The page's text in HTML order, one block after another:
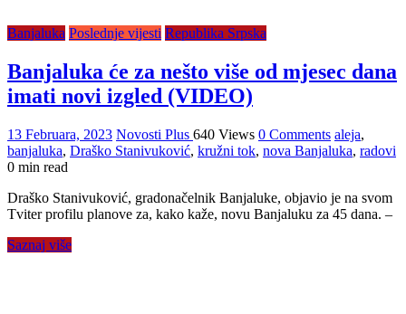
Banjaluka Poslednje vijesti Republika Srpska
Banjaluka će za nešto više od mjesec dana
imati novi izgled (VIDEO)
13 Februara, 2023 Novosti Plus 640 Views 0 Comments aleja,
banjaluka, Draško Stanivuković, kružni tok, nova Banjaluka, radovi
0 min read
Draško Stanivuković, gradonačelnik Banjaluke, objavio je na svom
Tviter profilu planove za, kako kaže, novu Banjaluku za 45 dana. –
Saznaj više